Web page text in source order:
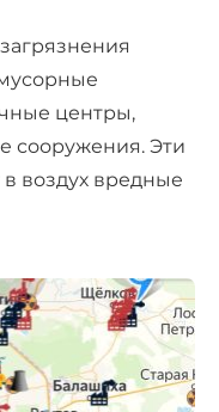
центры,
сооружения. Эти
воздух вредные